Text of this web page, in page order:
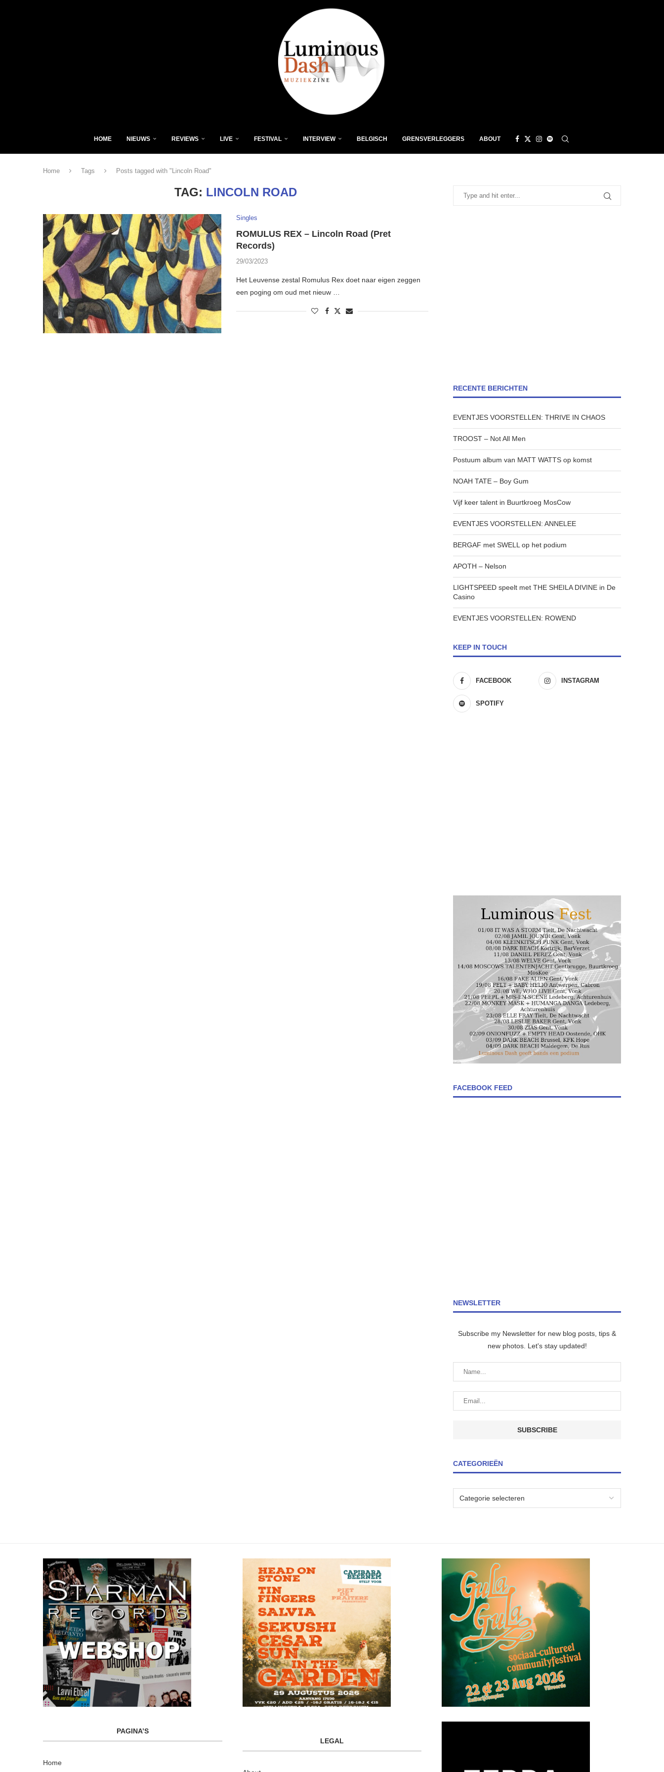
HOME NIEUWS REVIEWS LIVE FESTIVAL INTERVIEW BELGISCH GRENSVERLEGGERS ABOUT
Home Tags Posts tagged with "Lincoln Road"
TAG: LINCOLN ROAD
Singles
ROMULUS REX – Lincoln Road (Pret
Records)
29/03/2023
Het Leuvense zestal Romulus Rex doet naar eigen zeggen
een poging om oud met nieuw …
RECENTE BERICHTEN
EVENTJES VOORSTELLEN: THRIVE IN CHAOS
TROOST – Not All Men
Postuum album van MATT WATTS op komst
NOAH TATE – Boy Gum
Vijf keer talent in Buurtkroeg MosCow
EVENTJES VOORSTELLEN: ANNELEE
BERGAF met SWELL op het podium
APOTH – Nelson
LIGHTSPEED speelt met THE SHEILA DIVINE in De
Casino
EVENTJES VOORSTELLEN: ROWEND
KEEP IN TOUCH
FACEBOOK INSTAGRAM
SPOTIFY
FACEBOOK FEED
NEWSLETTER
Subscribe my Newsletter for new blog posts, tips &
new photos. Let's stay updated!
CATEGORIEËN
PAGINA’S
Home
LEGAL